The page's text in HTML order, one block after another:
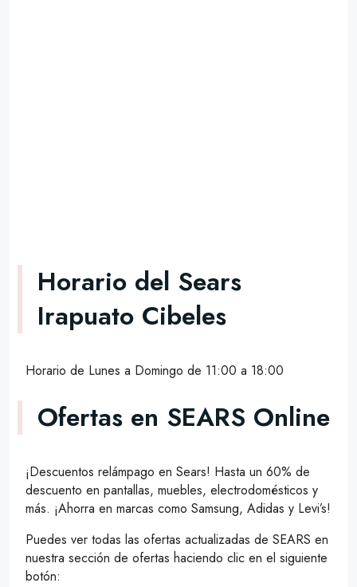
Horario del Sears
Irapuato Cibeles
Horario de Lunes a Domingo de 11:00 a 18:00
Ofertas en SEARS Online
¡Descuentos relámpago en Sears! Hasta un 60% de
descuento en pantallas, muebles, electrodomésticos y
más. ¡Ahorra en marcas como Samsung, Adidas y Levi’s!
Puedes ver todas las ofertas actualizadas de SEARS en
nuestra sección de ofertas haciendo clic en el siguiente
botón: